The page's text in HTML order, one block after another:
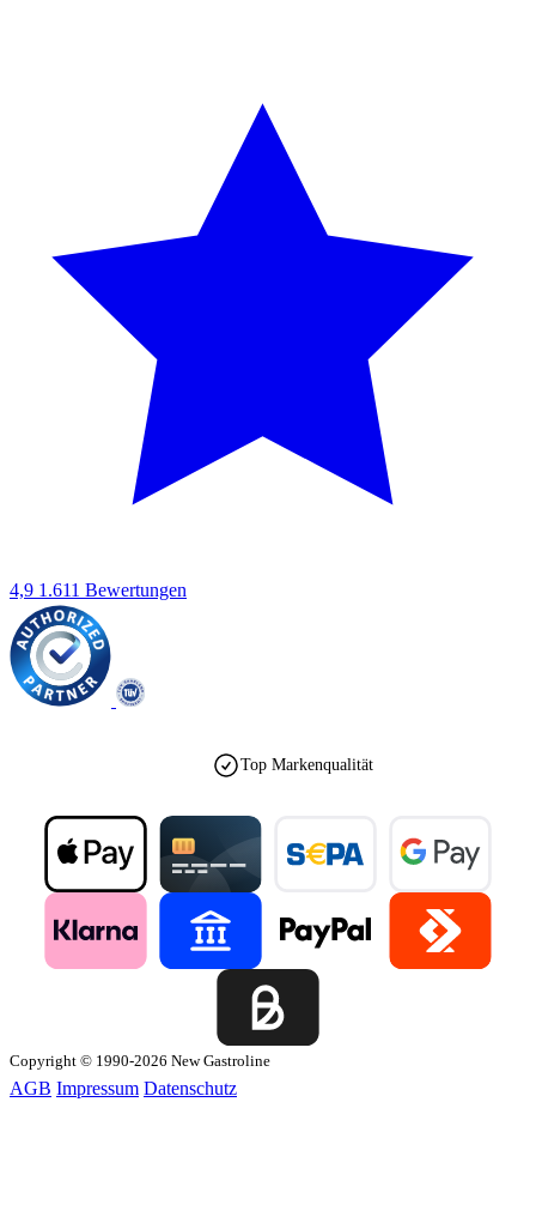
4,9 1.611 Bewertungen
Top Markenqualität
Copyright © 1990-2026 New Gastroline
AGB Impressum Datenschutz